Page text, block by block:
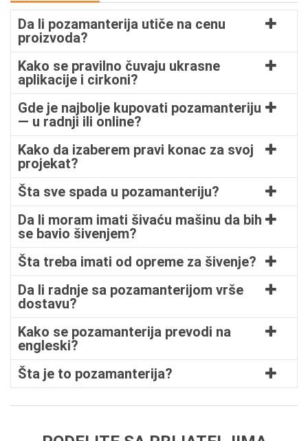
Da li pozamanterija utiče na cenu
proizvoda?
Kako se pravilno čuvaju ukrasne
aplikacije i cirkoni?
Gde je najbolje kupovati pozamanteriju
— u radnji ili online?
Kako da izaberem pravi konac za svoj
projekat?
Šta sve spada u pozamanteriju?
Da li moram imati šivaću mašinu da bih
se bavio šivenjem?
Šta treba imati od opreme za šivenje?
Da li radnje sa pozamanterijom vrše
dostavu?
Kako se pozamanterija prevodi na
engleski?
Šta je to pozamanterija?